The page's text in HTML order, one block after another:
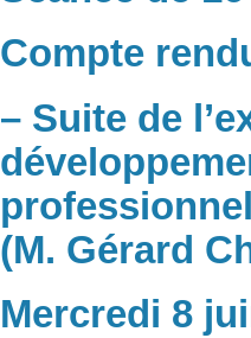
Compte
– Suite de
(M. Gérard
Mercredi 8